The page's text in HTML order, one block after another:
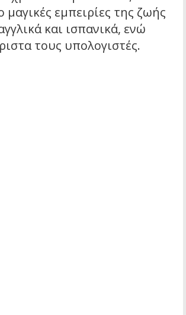
μαγικές εμπειρίες της ζωής
και ισπανικά, ενώ
τους υπολογιστές.